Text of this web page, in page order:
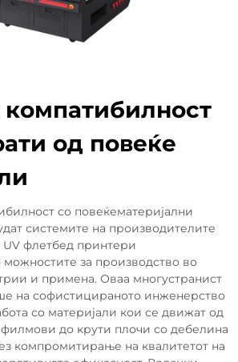
компатибилност
од повеќе
со повеќематеријални
системите на производителите
флетбед принтери
за производство во
и примена. Оваа многустранист
на софистицираното инженерство
со материјали кои се движат од
филмови до крути плочи со дебелина
компромитирање на квалитетот на